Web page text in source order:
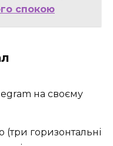
спокою
на своєму
(три горизонтальні